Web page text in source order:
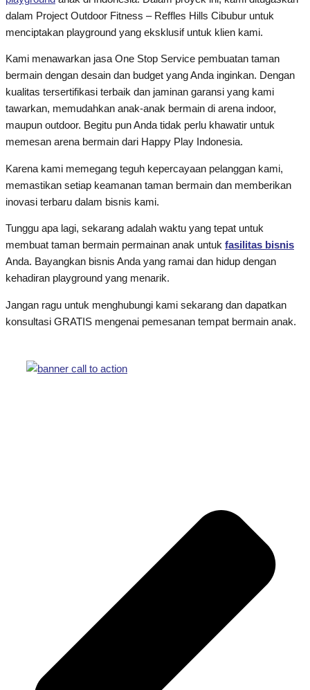
dalam Project Outdoor Fitness – Reffles Hills Cibubur untuk
menciptakan playground yang eksklusif untuk klien kami.
Kami menawarkan jasa One Stop Service pembuatan taman
bermain dengan desain dan budget yang Anda inginkan. Dengan
kualitas tersertifikasi terbaik dan jaminan garansi yang kami
tawarkan, memudahkan anak-anak bermain di arena indoor,
maupun outdoor. Begitu pun Anda tidak perlu khawatir untuk
memesan arena bermain dari Happy Play Indonesia.
Karena kami memegang teguh kepercayaan pelanggan kami,
memastikan setiap keamanan taman bermain dan memberikan
inovasi terbaru dalam bisnis kami.
Tunggu apa lagi, sekarang adalah waktu yang tepat untuk
membuat taman bermain permainan anak untuk fasilitas bisnis
Anda. Bayangkan bisnis Anda yang ramai dan hidup dengan
kehadiran playground yang menarik.
Jangan ragu untuk menghubungi kami sekarang dan dapatkan
konsultasi GRATIS mengenai pemesanan tempat bermain anak.